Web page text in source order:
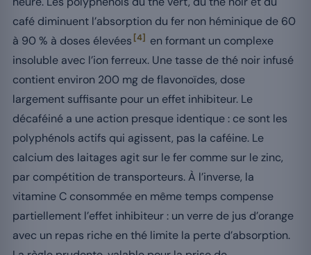
café diminuent l’absorption du fer non héminique de 60
à 90 % à doses élevées [4]
en formant un complexe
insoluble avec l’ion ferreux. Une tasse de thé noir infusé
contient environ 200 mg de flavonoïdes, dose
largement suffisante pour un effet inhibiteur. Le
décaféiné a une action presque identique : ce sont les
polyphénols actifs qui agissent, pas la caféine. Le
calcium des laitages agit sur le fer comme sur le zinc,
par compétition de transporteurs. À l’inverse, la
vitamine C consommée en même temps compense
partiellement l’effet inhibiteur : un verre de jus d’orange
avec un repas riche en thé limite la perte d’absorption.